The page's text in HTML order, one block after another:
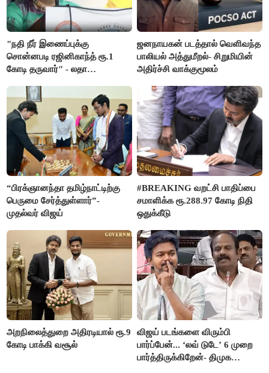
"நதி நீர் இணைப்புக்கு
சொன்னபடி ரஜினிகாந்த் ரூ.1
கோடி தருவார்" - லதா
ஜனநாயகன் படத்தால் வெளிவந்த
பாலியல் அத்துமீறல்- சிறுமியின்
அதிர்ச்சி வாக்குமூலம்
“பிரக்ஞானந்தா தமிழ்நாட்டிற்கு
பெருமை சேர்த்துள்ளார்”-
முதல்வர் விஜய்
#BREAKING வறட்சி பாதிப்பை
சமாளிக்க ரூ.288.97 கோடி நிதி
ஒதுக்கீடு
அறநிலைத்துறை அதிரடியால் ரூ.9
கோடி பாக்கி வசூல்
விஜய் படங்களை விரும்பி
பார்ப்பேன்... ‘லவ் டுடே’ 6 முறை
பார்த்திருக்கிறேன்- திமுக